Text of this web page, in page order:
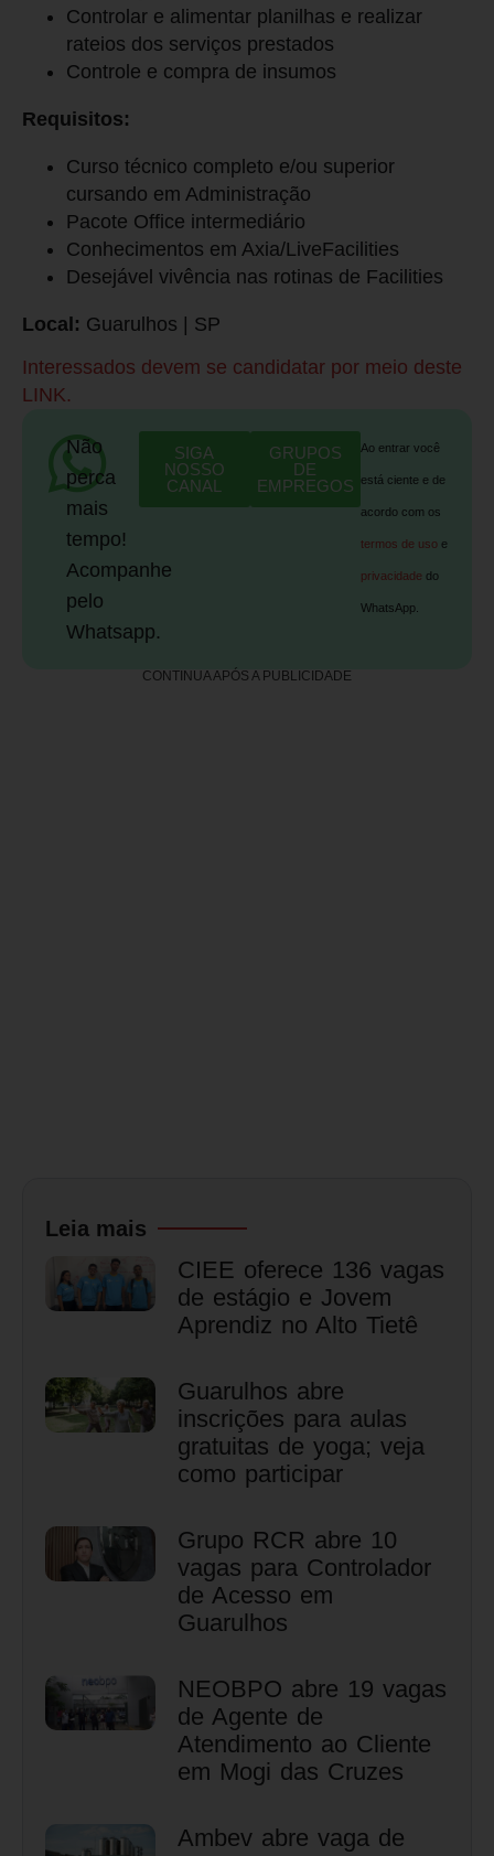
Controlar e alimentar planilhas e realizar
rateios dos serviços prestados
Controle e compra de insumos
Requisitos:
Curso técnico completo e/ou superior
cursando em Administração
Pacote Office intermediário
Conhecimentos em Axia/LiveFacilities
Desejável vivência nas rotinas de Facilities
Local: Guarulhos | SP
Interessados devem se candidatar por meio deste
LINK.
Não
perca
mais
tempo!
Acompanhe
pelo
Whatsapp.
SIGA
NOSSO
CANAL
GRUPOS
DE
EMPREGOS
Ao entrar você
está ciente e de
acordo com os
termos de uso e
privacidade do
WhatsApp.
CONTINUA APÓS A PUBLICIDADE
Leia mais
CIEE oferece 136 vagas
de estágio e Jovem
Aprendiz no Alto Tietê
Guarulhos abre
inscrições para aulas
gratuitas de yoga; veja
como participar
Grupo RCR abre 10
vagas para Controlador
de Acesso em
Guarulhos
NEOBPO abre 19 vagas
de Agente de
Atendimento ao Cliente
em Mogi das Cruzes
Ambev abre vaga de